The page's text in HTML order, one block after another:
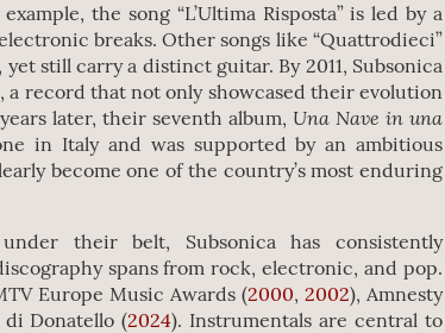
the song “L’Ultima Risposta” is led by a
breaks. Other songs like “Quattrodieci”
still carry a distinct guitar. By 2011, Subsonica
, a record that not only showcased their evolution
later, their seventh album, Una Nave in una
in Italy and was supported by an ambitious
become one of the country’s most enduring
their belt, Subsonica has consistently
spans from rock, electronic, and pop.
Europe Music Awards (2000, 2002), Amnesty
Donatello (2024). Instrumentals are central to